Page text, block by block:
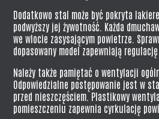
Dodatkowo stal może być pokryta
podwyższy jej żywotność. Każda
we wlocie zasysającym powietrze.
dopasowany model zapewniają
Należy także pamiętać o wentylacji
Odpowiedzialne postępowanie jest w
przed nieszczęściem. Plastikowy
pomieszczeniu zapewnia cyrkulację